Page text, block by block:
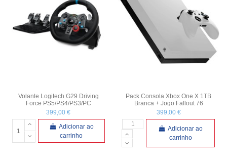
Volante Logitech G29 Driving
Force PS5/PS4/PS3/PC
399,00 €
Adicionar ao
carrinho
Pack Consola Xbox One X 1TB
Branca + Jogo Fallout 76
399,00 €
Adicionar ao
carrinho